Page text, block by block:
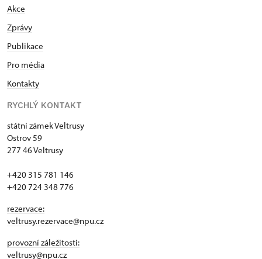
Akce
Zprávy
Publikace
Pro média
Kontakty
RYCHLÝ KONTAKT
státní zámek Veltrusy
Ostrov 59
277 46 Veltrusy
+420 315 781 146
+420 724 348 776
rezervace:
veltrusy.rezervace@npu.cz
provozní záležitosti:
veltrusy@npu.cz